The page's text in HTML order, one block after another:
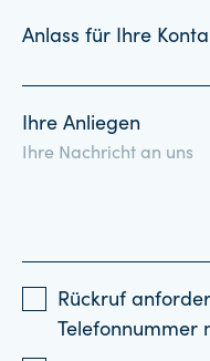
Anlass für Ihre
Ihre Anliegen
Rückruf
Telefonnummer